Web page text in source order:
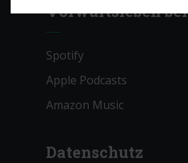
Vorwärtsleben bei
Spotify
Apple Podcasts
Amazon Music
Datenschutz